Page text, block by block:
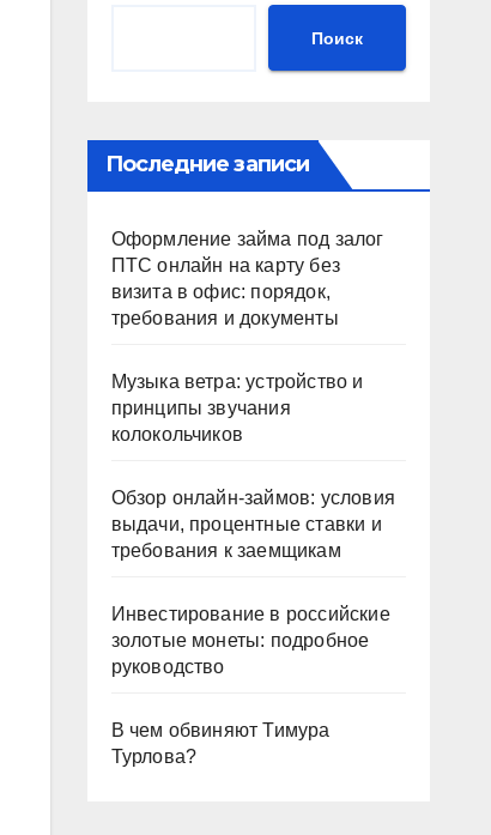
Поиск
Последние записи
Оформление займа под залог
ПТС онлайн на карту без
визита в офис: порядок,
требования и документы
Музыка ветра: устройство и
принципы звучания
колокольчиков
Обзор онлайн-займов: условия
выдачи, процентные ставки и
требования к заемщикам
Инвестирование в российские
золотые монеты: подробное
руководство
В чем обвиняют Тимура
Турлова?